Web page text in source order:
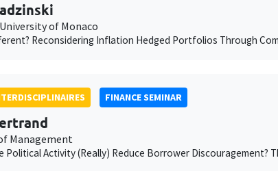
of Monaco
Reconsidering Inflation Hedged Portfolios Through
FINANCE SEMINAR
Management
Political Activity (Really) Reduce Borrower Discouragement?